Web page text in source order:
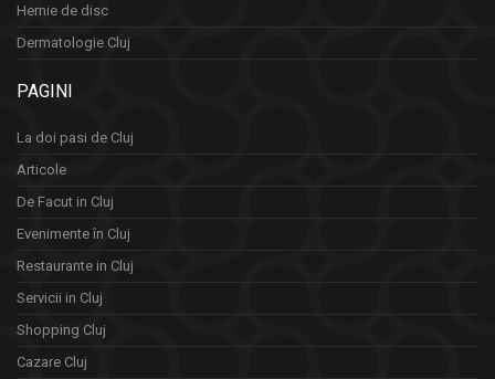
Hernie de disc
Dermatologie Cluj
PAGINI
La doi pasi de Cluj
Articole
De Facut in Cluj
Evenimente în Cluj
Restaurante in Cluj
Servicii in Cluj
Shopping Cluj
Cazare Cluj